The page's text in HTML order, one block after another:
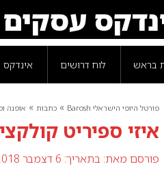
עסקים
בראש לוח דרושים אינדקס
פורטל היופי הישראלי Barosh » כתבות » אופנה
איזי ספיריט
פורסם מאת: בתאריך: 6 דצמבר 2018